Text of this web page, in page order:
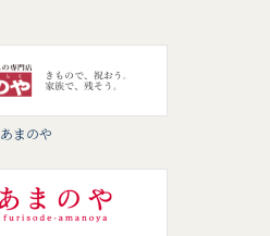
あまのや